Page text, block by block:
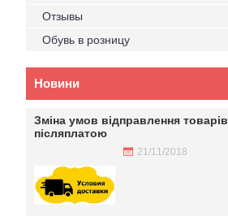
Отзывы
Обувь в розницу
Новини
Зміна умов відправлення товарів
післяплатою
21/11/2018